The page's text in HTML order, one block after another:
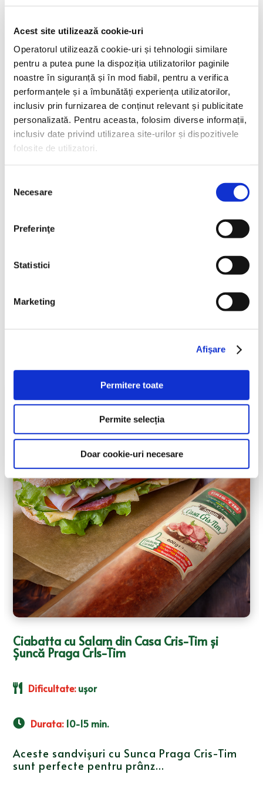
Acest site utilizează cookie-uri
Operatorul utilizează cookie-uri și tehnologii similare
pentru a putea pune la dispoziția utilizatorilor paginile
noastre în siguranță și în mod fiabil, pentru a verifica
performanțele și a îmbunătăți experiența utilizatorilor,
inclusiv prin furnizarea de conținut relevant și publicitate
personalizată. Pentru aceasta, folosim diverse informații,
inclusiv date privind utilizarea site-urilor și dispozitivele
folosite de utilizatori.
consimțământului
Necesare
Preferinţe
Statistici
Marketing
Afişare
Permitere toate
Permite selecția
Doar cookie-uri necesare
că ingredientele sunt uniform
distribuite.
7. Presărați brânza rasă deasupra
amestecului de ouă.
8. Transferați tigaia în cuptorul
preîncălzit și coaceți frittata timp de
aproximativ 15-20 de minute sau până
când se umflă și devine auriu-maronie
pe margini, iar centrul este bine copt.
9. După ce ați scos frittata din cuptor,
câteva minute înainte de a o tăia în
10. Tăiați frittata în bucăți, serviți-o
S-ar putea să-ți mai placă
și…
Ciabatta cu Salam din Casa Cris-Tim și
Șuncă Praga CrIs-Tim
Dificultate:ușor
Durata: 10-15 min.
Aceste sandvișuri cu Sunca Praga Cris-Tim
sunt perfecte pentru prânz...